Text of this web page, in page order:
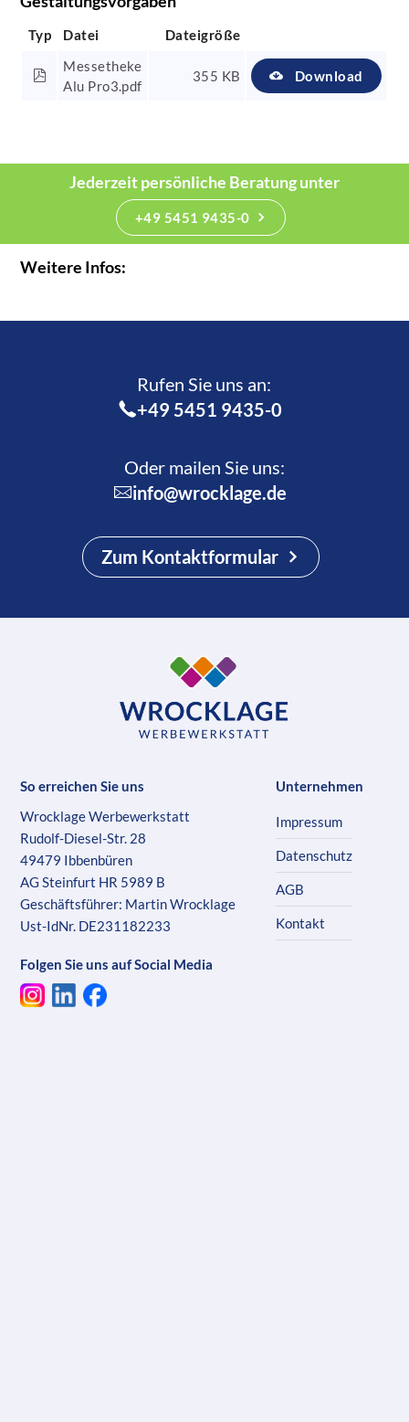
Typ Datei
Dateigröße
Messetheke
Alu Pro3.pdf
355 KB Download
Jederzeit persönliche Beratung unter
+49 5451 9435-0
Weitere Infos:
Rufen Sie uns an:­
+49 5451 9435-0
Oder mailen Sie uns:
info@wrocklage.de
Zum Kontaktformular
So erreichen Sie uns
Wrocklage Werbewerkstatt
Rudolf-Diesel-Str. 28
49479 Ibbenbüren
AG Steinfurt HR 5989 B
Geschäftsführer: Martin Wrocklage
Ust-IdNr. DE231182233
Folgen Sie uns auf Social Media
Unternehmen
Impressum
Datenschutz
AGB
Kontakt